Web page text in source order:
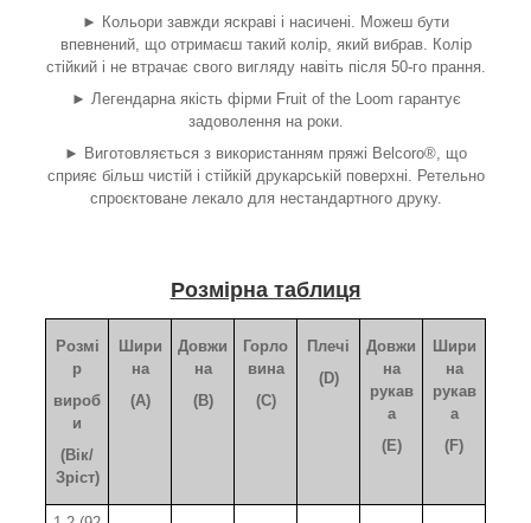
► Кольори завжди яскраві і насичені. Можеш бути
впевнений, що отримаєш такий колір, який вибрав. Колір
стійкий і не втрачає свого вигляду навіть після 50-го прання.
► Легендарна якість фірми Fruit of the Loom гарантує
задоволення на роки.
► Виготовляється з використанням пряжі Belcoro®, що
сприяє більш чистій і стійкій друкарській поверхні. Ретельно
спроєктоване лекало для нестандартного друку.
Розмірна таблиця
Розмі
р
вироб
и
(Вік/
Зріст)
Шири
на
(A)
Довжи
на
(B)
Горло
вина
(C)
Плечі
(D)
Довжи
на
рукав
а
(E)
Шири
на
рукав
а
(F)